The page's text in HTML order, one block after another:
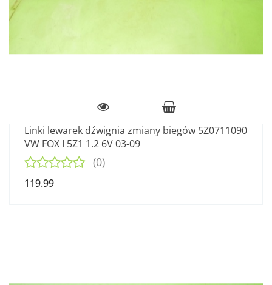
Linki lewarek dźwignia zmiany biegów 5Z0711090
VW FOX I 5Z1 1.2 6V 03-09
(0)
119.99